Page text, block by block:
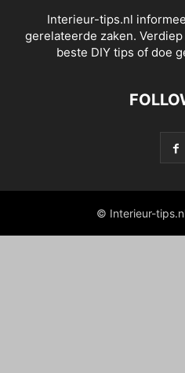
Interieur-tips.nl
gerelateerde zaken.
beste DIY tips of doe
© Interieur-